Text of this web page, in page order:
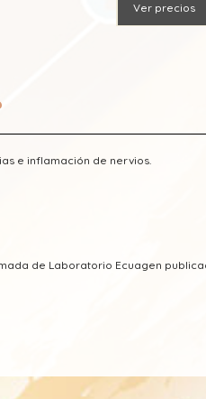
Ver precios
e inflamación de nervios.
de Laboratorio Ecuagen